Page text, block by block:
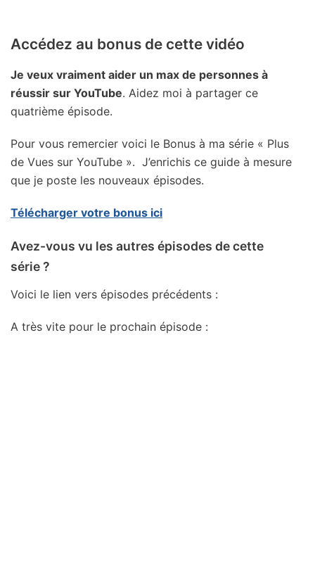
Accédez au bonus de cette vidéo
Je veux vraiment aider un max de personnes à
réussir sur YouTube. Aidez moi à partager ce
quatrième épisode.
Pour vous remercier voici le Bonus à ma série « Plus
de Vues sur YouTube ». J’enrichis ce guide à mesure
que je poste les nouveaux épisodes.
Télécharger votre bonus ici
Avez-vous vu les autres épisodes de cette
série ?
Voici le lien vers épisodes précédents :
A très vite pour le prochain épisode :